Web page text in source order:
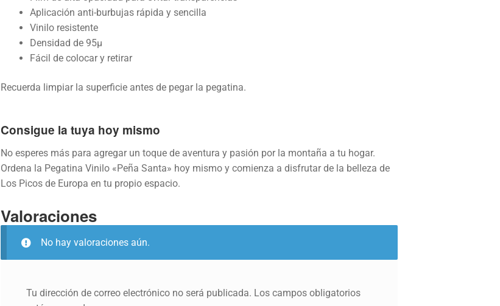
Aplicación anti-burbujas rápida y sencilla
Vinilo resistente
Densidad de 95µ
Fácil de colocar y retirar
Recuerda limpiar la superficie antes de pegar la pegatina.
Consigue la tuya hoy mismo
No esperes más para agregar un toque de aventura y pasión por la montaña a tu hogar.
Ordena la Pegatina Vinilo «Peña Santa» hoy mismo y comienza a disfrutar de la belleza de
Los Picos de Europa en tu propio espacio.
Valoraciones
No hay valoraciones aún.
Tu dirección de correo electrónico no será publicada. Los campos obligatorios